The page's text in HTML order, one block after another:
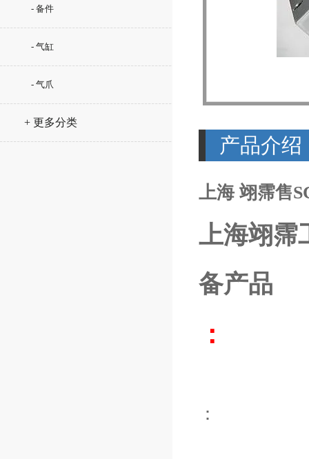
- 备件
- 气缸
- 气爪
+ 更多分类
产品介绍
上海 翊霈售
上海翊霈
备产品
：
：